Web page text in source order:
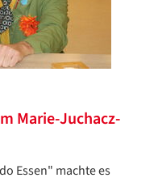
Marie-Juchacz-
Essen" machte es